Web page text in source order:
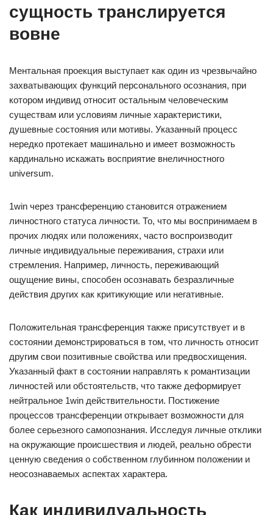
сущность транслируется
вовне
Ментальная проекция выступает как один из чрезвычайно
захватывающих функций персонального осознания, при
котором индивид относит остальным человеческим
существам или условиям личные характеристики,
душевные состояния или мотивы. Указанный процесс
нередко протекает машинально и имеет возможность
кардинально искажать восприятие внеличностного
universum.
1win через трансференцию становится отражением
личностного статуса личности. То, что мы воспринимаем в
прочих людях или положениях, часто воспроизводит
личные индивидуальные переживания, страхи или
стремления. Например, личность, переживающий
ощущение вины, способен осознавать безразличные
действия других как критикующие или негативные.
Положительная трансференция также присутствует и в
состоянии демонстрироваться в том, что личность относит
другим свои позитивные свойства или предвосхищения.
Указанный факт в состоянии направлять к романтизации
личностей или обстоятельств, что также деформирует
нейтральное 1win действительности. Постижение
процессов трансференции открывает возможности для
более серьезного самопознания. Исследуя личные отклики
на окружающие происшествия и людей, реально обрести
ценную сведения о собственном глубинном положении и
неосознаваемых аспектах характера.
Как индивидуальность